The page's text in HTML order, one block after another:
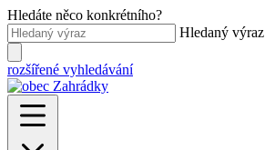
Hledáte něco konkrétního?
Hledaný výraz
rozšířené vyhledávání